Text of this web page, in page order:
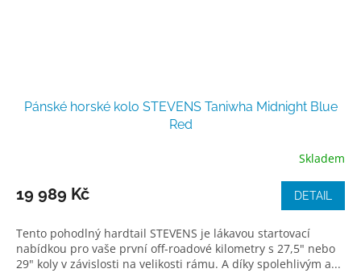
Pánské horské kolo STEVENS Taniwha Midnight Blue
Red
Skladem
19 989 Kč DETAIL
Tento pohodlný hardtail STEVENS je lákavou startovací
nabídkou pro vaše první off-roadové kilometry s 27,5" nebo
29" koly v závislosti na velikosti rámu. A díky spolehlivým a...